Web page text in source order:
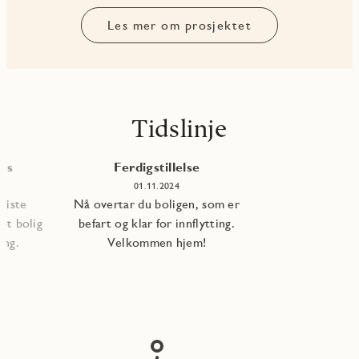
Les mer om prosjektet
Tidslinje
bolig
Ferdigstillelse
01.11.2024
Nå overtar du boligen, som er
befart og klar for innflytting.
Velkommen hjem!